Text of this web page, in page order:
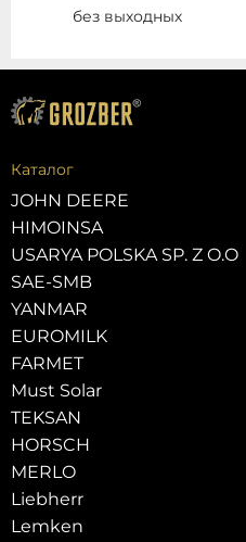
без выходных
Каталог
JOHN DEERE
HIMOINSA
USARYA POLSKA SP. Z O.O
SAE-SMB
YANMAR
EUROMILK
FARMET
Must Solar
TEKSAN
HORSCH
MERLO
Liebherr
Lemken